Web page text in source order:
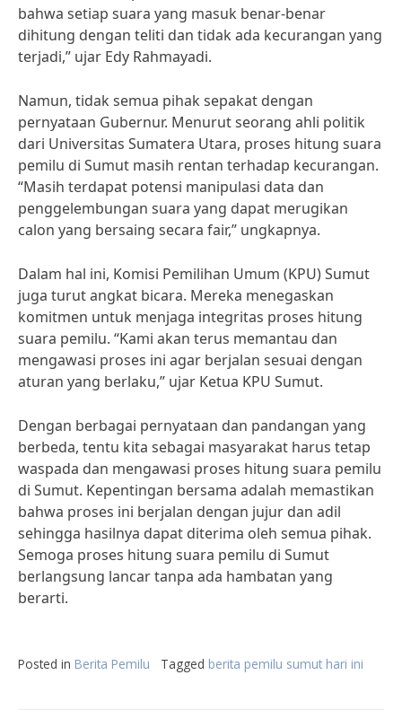
bahwa setiap suara yang masuk benar-benar
dihitung dengan teliti dan tidak ada kecurangan yang
terjadi,” ujar Edy Rahmayadi.
Namun, tidak semua pihak sepakat dengan
pernyataan Gubernur. Menurut seorang ahli politik
dari Universitas Sumatera Utara, proses hitung suara
pemilu di Sumut masih rentan terhadap kecurangan.
“Masih terdapat potensi manipulasi data dan
penggelembungan suara yang dapat merugikan
calon yang bersaing secara fair,” ungkapnya.
Dalam hal ini, Komisi Pemilihan Umum (KPU) Sumut
juga turut angkat bicara. Mereka menegaskan
komitmen untuk menjaga integritas proses hitung
suara pemilu. “Kami akan terus memantau dan
mengawasi proses ini agar berjalan sesuai dengan
aturan yang berlaku,” ujar Ketua KPU Sumut.
Dengan berbagai pernyataan dan pandangan yang
berbeda, tentu kita sebagai masyarakat harus tetap
waspada dan mengawasi proses hitung suara pemilu
di Sumut. Kepentingan bersama adalah memastikan
bahwa proses ini berjalan dengan jujur dan adil
sehingga hasilnya dapat diterima oleh semua pihak.
Semoga proses hitung suara pemilu di Sumut
berlangsung lancar tanpa ada hambatan yang
berarti.
Posted in Berita Pemilu Tagged berita pemilu sumut hari ini